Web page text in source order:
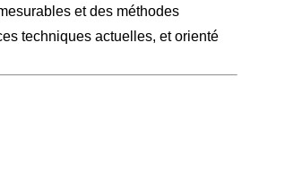
et des méthodes
techniques actuelles, et orienté